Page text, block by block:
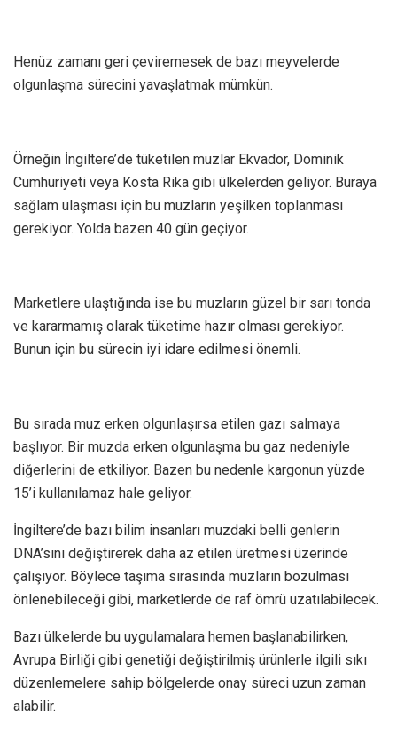
Henüz zamanı geri çeviremesek de bazı meyvelerde
olgunlaşma sürecini yavaşlatmak mümkün.
Örneğin İngiltere’de tüketilen muzlar Ekvador, Dominik
Cumhuriyeti veya Kosta Rika gibi ülkelerden geliyor. Buraya
sağlam ulaşması için bu muzların yeşilken toplanması
gerekiyor. Yolda bazen 40 gün geçiyor.
Marketlere ulaştığında ise bu muzların güzel bir sarı tonda
ve kararmamış olarak tüketime hazır olması gerekiyor.
Bunun için bu sürecin iyi idare edilmesi önemli.
Bu sırada muz erken olgunlaşırsa etilen gazı salmaya
başlıyor. Bir muzda erken olgunlaşma bu gaz nedeniyle
diğerlerini de etkiliyor. Bazen bu nedenle kargonun yüzde
15’i kullanılamaz hale geliyor.
İngiltere’de bazı bilim insanları muzdaki belli genlerin
DNA’sını değiştirerek daha az etilen üretmesi üzerinde
çalışıyor. Böylece taşıma sırasında muzların bozulması
önlenebileceği gibi, marketlerde de raf ömrü uzatılabilecek.
Bazı ülkelerde bu uygulamalara hemen başlanabilirken,
Avrupa Birliği gibi genetiği değiştirilmiş ürünlerle ilgili sıkı
düzenlemelere sahip bölgelerde onay süreci uzun zaman
alabilir.